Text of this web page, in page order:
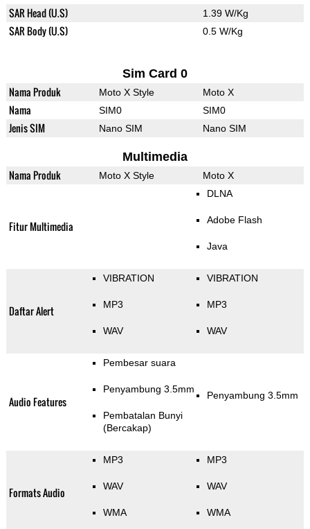
SAR Head (U.S) 1.39 W/Kg
SAR Body (U.S) 0.5 W/Kg
Sim Card 0
Nama Produk Moto X Style Moto X
Nama SIM0 SIM0
Jenis SIM Nano SIM Nano SIM
Multimedia
Nama Produk Moto X Style Moto X
Fitur Multimedia
DLNA
Adobe Flash
Java
Daftar Alert
VIBRATION
MP3
WAV
VIBRATION
MP3
WAV
Audio Features
Pembesar suara
Penyambung 3.5mm
Pembatalan Bunyi
(Bercakap)
Penyambung 3.5mm
Formats Audio
MP3
WAV
WMA
MP3
WAV
WMA